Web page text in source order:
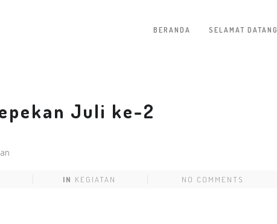
BERANDA SELAMAT DATANG
Juli ke-2
IN KEGIATAN NO COMMENTS